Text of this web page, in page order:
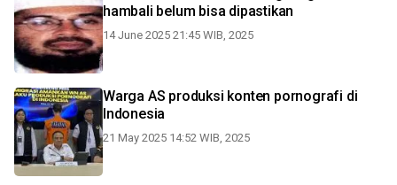
hambali belum bisa dipastikan
14 June 2025 21:45 WIB, 2025
Warga AS produksi konten pornografi di
Indonesia
21 May 2025 14:52 WIB, 2025